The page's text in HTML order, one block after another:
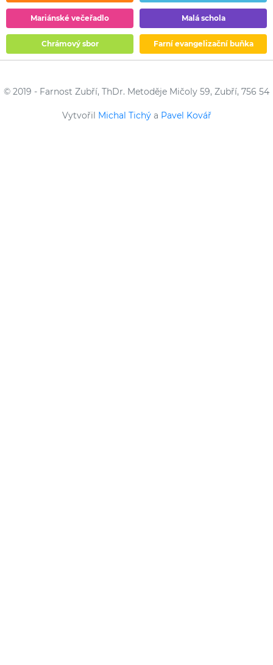
Mariánské večeřadlo Malá schola
Chrámový sbor Farní evangelizační buňka
© 2019 - Farnost Zubří, ThDr. Metoděje Mičoly 59, Zubří, 756 54
Vytvořil Michal Tichýa Pavel Kovář